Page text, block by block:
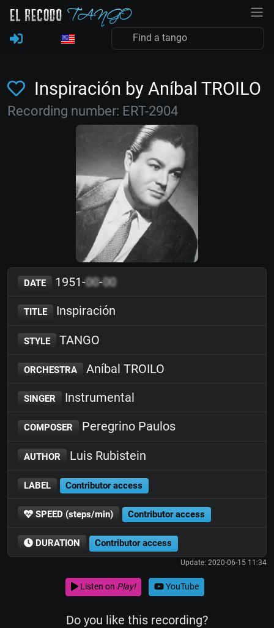
Inspiración by Aníbal TROILO
Recording number: ERT-2904
DATE 1951-00-00
TITLE Inspiración
STYLE TANGO
ORCHESTRA Aníbal TROILO
SINGER Instrumental
COMPOSER Peregrino Paulos
AUTHOR Luis Rubistein
LABEL Contributor access
SPEED (steps/min) Contributor access
DURATION Contributor access
Update: 2020-06-15 11:34
Listen on Play! YouTube
Do you like this recording?